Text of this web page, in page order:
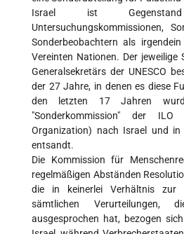
Israel ist
Untersuchungskommissionen,
Sonderbeobachtern als
Vereinten Nationen. Der jeweilige
Generalsekretärs der UNESCO
der 27 Jahre, in denen es diese
den letzten 17 Jahren
"Sonderkommission" der
Organization) nach Israel und in
entsandt.
Die Kommission für
regelmäßigen Abständen
die in keinerlei Verhältnis zur
sämtlichen Verurteilungen,
ausgesprochen hat, bezogen